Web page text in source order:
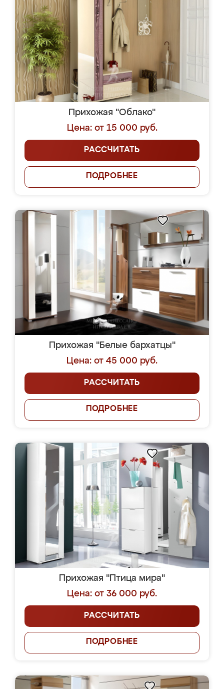
Прихожая "Облако"
Цена: от 15 000 руб.
РАССЧИТАТЬ
ПОДРОБНЕЕ
Прихожая "Белые бархатцы"
Цена: от 45 000 руб.
РАССЧИТАТЬ
ПОДРОБНЕЕ
Прихожая "Птица мира"
Цена: от 36 000 руб.
РАССЧИТАТЬ
ПОДРОБНЕЕ